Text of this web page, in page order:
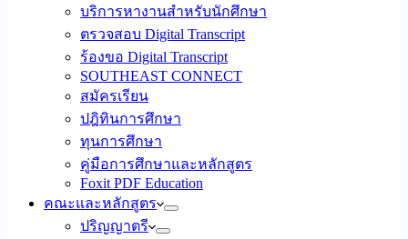
บริการหางานสำหรับนักศึกษา
ตรวจสอบ Digital Transcript
ร้องขอ Digital Transcript
SOUTHEAST CONNECT
สมัครเรียน
ปฎิทินการศึกษา
ทุนการศึกษา
คู่มือการศึกษาและหลักสูตร
Foxit PDF Education
คณะและหลักสูตร
ปริญญาตรี